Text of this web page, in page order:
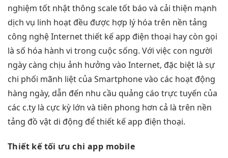
nghiệm tốt nhật thông scale tốt báo và cải thiện mạnh
dịch vụ linh hoạt đều được hợp lý hóa trên nền tảng
công nghệ Internet thiết kế app điện thoại hay còn gọi
là số hóa hành vi trong cuộc sống. Với việc con người
ngày càng chịu ảnh hưởng vào Internet, đặc biệt là sự
chi phối mãnh liệt của Smartphone vào các hoạt động
hàng ngày, dẫn đến nhu cầu quảng cáo trực tuyến của
các c.ty là cực kỳ lớn và tiên phong hơn cả là trên nền
tảng đồ vật di động để thiết kế app điện thoại.
Thiết kếtối ưu chi app mobile